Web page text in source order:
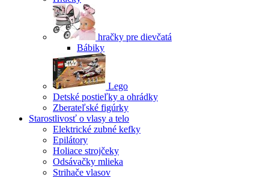
hračky pre dievčatá
Bábiky
Lego
Detské postieľky a ohrádky
Zberateľské figúrky
Starostlivosť o vlasy a telo
Elektrické zubné kefky
Epilátory
Holiace strojčeky
Odsávačky mlieka
Strihače vlasov